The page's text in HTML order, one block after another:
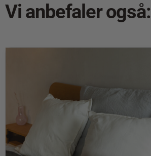
Vi anbefaler også: